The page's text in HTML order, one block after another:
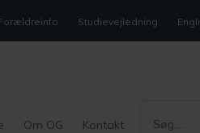
Studievejledning
Om OG Kontakt